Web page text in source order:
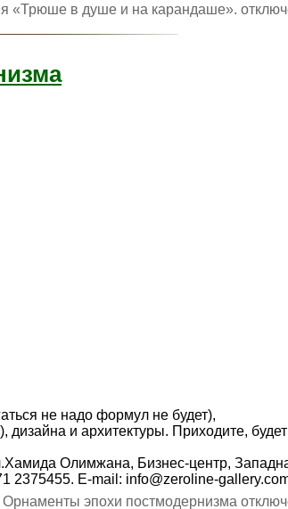
«Трюше в душе и на карандаше».
не надо формул не будет),
дизайна и архитектуры. Приходите, будет
Олимжана, Бизнес-центр,
2375455. E-mail: info@zeroline-
Орнаменты эпохи постмодернизма